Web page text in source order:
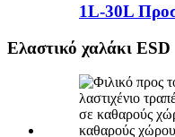
1L-30L
Ελαστικό χαλάκι ESD